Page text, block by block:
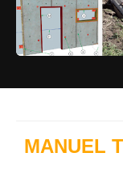
MANUEL